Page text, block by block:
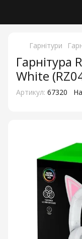
Гарнітури
Гарнітура
White
Артикул: 67320